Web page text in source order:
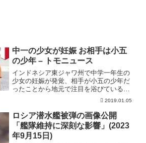
中一の少女が妊娠 お相手は小五
の少年 – トモニュース
インドネシア東ジャワ州で中学一年生の
少女の妊娠が発覚、相手が小五の少年だ
ったことから地元で注目を浴びている。
TomoNewsチャンネル登録 ►►チャンネ
は国内外の最新ニュースをＣＧアニメー
ションで分...
2019.01.05
ロシア潜水艦被弾の画像公開
「艦隊維持に深刻な影響」(2023
年9月15日)